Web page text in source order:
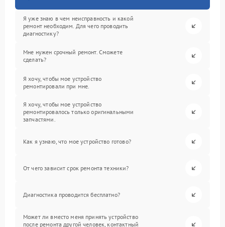
Я уже знаю в чем неисправность и какой
ремонт необходим. Для чего проводить
диагностику?
Мне нужен срочный ремонт. Сможете
сделать?
Я хочу, чтобы мое устройство
ремонтировали при мне.
Я хочу, чтобы мое устройство
ремонтировалось только оригинальными
запчастями.
Как я узнаю, что мое устройство готово?
От чего зависит срок ремонта техники?
Диагностика проводится бесплатно?
Может ли вместо меня принять устройство
после ремонта другой человек, контактный